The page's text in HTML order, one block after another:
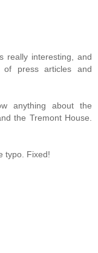
really interesting, and
of press articles and
anything about the
the Tremont House.
typo. Fixed!